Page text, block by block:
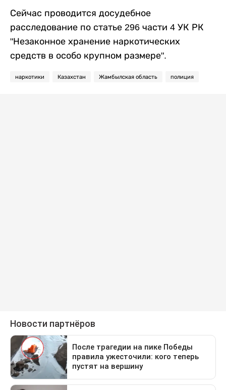
Сейчас проводится досудебное
расследование по статье 296 части 4 УК РК
"Незаконное хранение наркотических
средств в особо крупном размере".
наркотики Казахстан Жамбылская область полиция